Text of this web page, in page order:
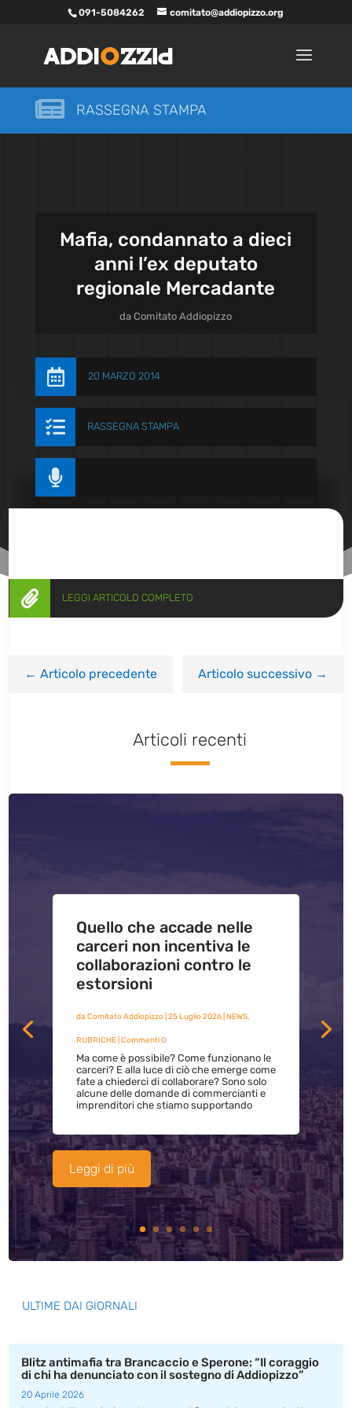
091-5084262 comitato@addiopizzo.org
 RASSEGNA STAMPA
Mafia, condannato a dieci
anni l’ex deputato
regionale Mercadante
daComitato Addiopizzo
 20 MARZO 2014
 RASSEGNA STAMPA

 LEGGI ARTICOLO COMPLETO
←Articolo precedente Articolo successivo→
Articoli recenti
Quello che accade nelle
carceri non incentiva le
collaborazioni contro le
estorsioni
da Comitato Addiopizzo| 25 Luglio 2026| NEWS,
RUBRICHE| Commenti 0
Ma come è possibile? Come funzionano le
carceri? E alla luce di ciò che emerge come
fate a chiederci di collaborare? Sono solo
alcune delle domande di commercianti e
imprenditori che stiamo supportando
Leggi di più
ULTIME DAI GIORNALI
Blitz antimafia tra Brancaccio e Sperone: “Il coraggio
di chi ha denunciato con il sostegno di Addiopizzo”
20 Aprile 2026